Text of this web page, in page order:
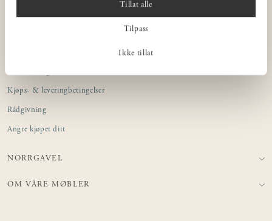
Tillat alle
Tilpass
Ikke tillat
Kjøps- & leveringbetingelser
Rådgivning
Angre kjøpet ditt
NORRGAVEL
OM VÅRE MØBLER